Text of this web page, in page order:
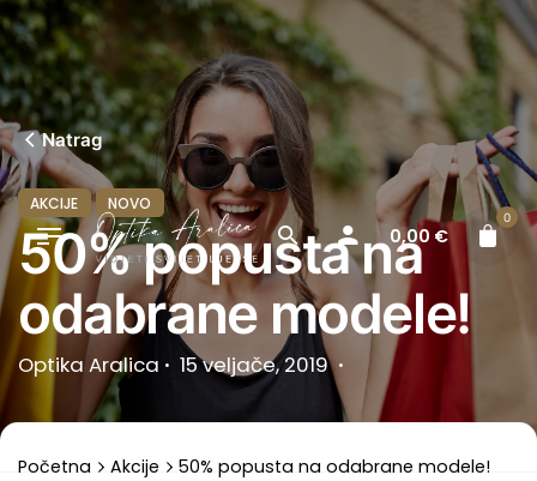
Skip
to
content
0,00 €
0
Natrag
AKCIJE NOVO
50% popusta na
odabrane modele!
Optika Aralica 15 veljače, 2019
Početna Akcije 50% popusta na odabrane modele!